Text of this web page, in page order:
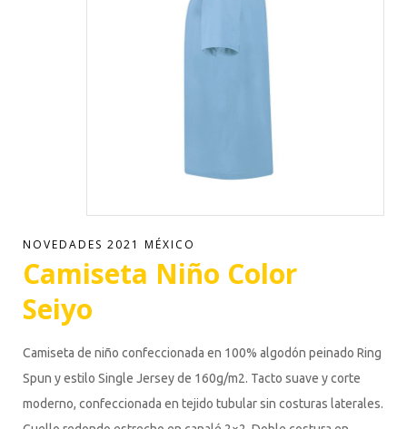
NOVEDADES 2021 MÉXICO
Camiseta Niño Color
Seiyo
Camiseta de niño confeccionada en 100% algodón peinado Ring
Spun y estilo Single Jersey de 160g/m2. Tacto suave y corte
moderno, confeccionada en tejido tubular sin costuras laterales.